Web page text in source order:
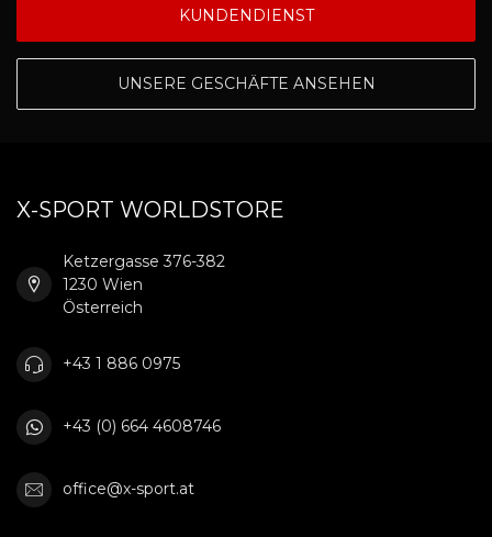
KUNDENDIENST
UNSERE GESCHÄFTE ANSEHEN
X-SPORT WORLDSTORE
Ketzergasse 376-382
1230 Wien
Österreich
+43 1 886 0975
+43 (0) 664 4608746
office@x-sport.at